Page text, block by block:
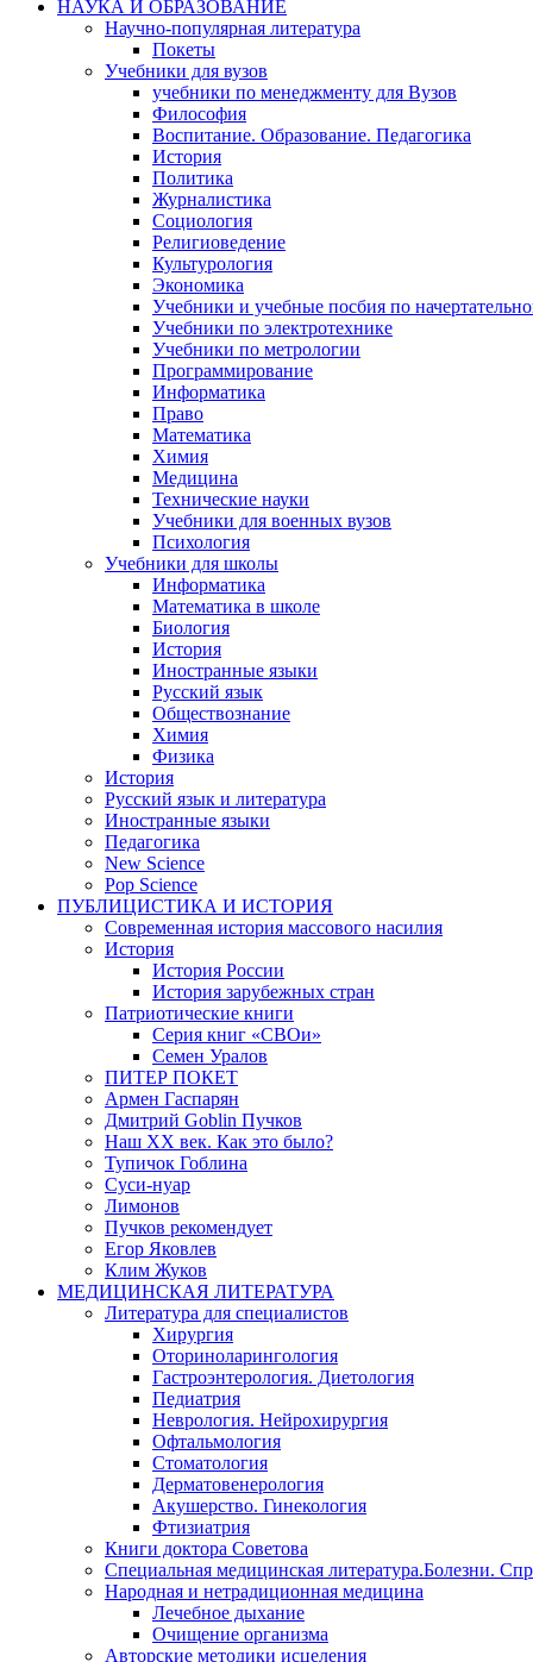
НАУКА И ОБРАЗОВАНИЕ
Научно-популярная литература
Покеты
Учебники для вузов
учебники по менеджменту для Вузов
Философия
Воспитание. Образование. Педагогика
История
Политика
Журналистика
Социология
Религиоведение
Культурология
Экономика
Учебники и учебные посбия по
Учебники по электротехнике
Учебники по метрологии
Программирование
Информатика
Право
Математика
Химия
Медицина
Технические науки
Учебники для военных вузов
Психология
Учебники для школы
Информатика
Математика в школе
Биология
История
Иностранные языки
Русский язык
Обществознание
Химия
Физика
История
Русский язык и литература
Иностранные языки
Педагогика
New Science
Pop Science
ПУБЛИЦИСТИКА И ИСТОРИЯ
Современная история массового насилия
История
История России
История зарубежных стран
Патриотические книги
Серия книг «СВОи»
Семен Уралов
ПИТЕР ПОКЕТ
Армен Гаспарян
Дмитрий Goblin Пучков
Наш XX век. Как это было?
Тупичок Гоблина
Суси-нуар
Лимонов
Пучков рекомендует
Егор Яковлев
Клим Жуков
МЕДИЦИНСКАЯ ЛИТЕРАТУРА
Литература для специалистов
Хирургия
Оториноларингология
Гастроэнтерология. Диетология
Педиатрия
Неврология. Нейрохирургия
Офтальмология
Стоматология
Дерматовенерология
Акушерство. Гинекология
Фтизиатрия
Книги доктора Советова
Специальная медицинская литература.Болезни.
Народная и нетрадиционная медицина
Лечебное дыхание
Очищение организма
Авторские методики исцеления